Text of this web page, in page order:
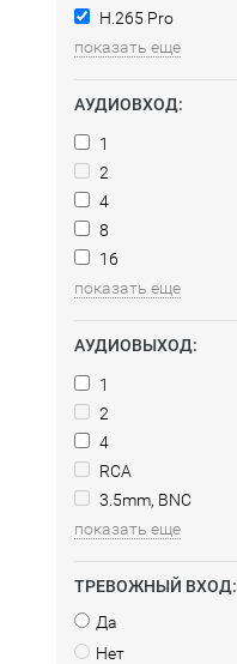
H.265 Pro
показать еще
АУДИОВХОД:
1
2
4
8
16
показать еще
АУДИОВЫХОД:
1
2
4
RCA
3.5mm, BNC
показать еще
ТРЕВОЖНЫЙ ВХОД:
Да
Нет